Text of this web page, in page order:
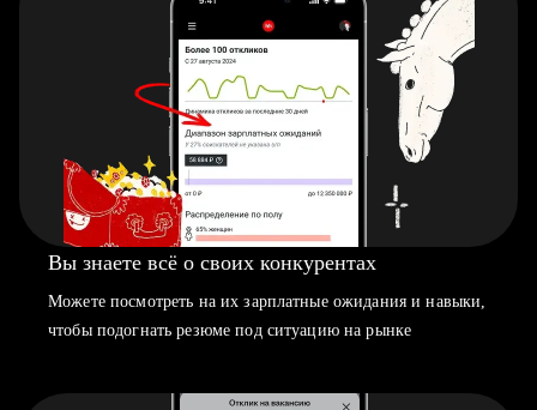
Вы знаете всё о своих конкурентах
Можете посмотреть на их зарплатные ожидания и навыки,
чтобы подогнать резюме под ситуацию на рынке